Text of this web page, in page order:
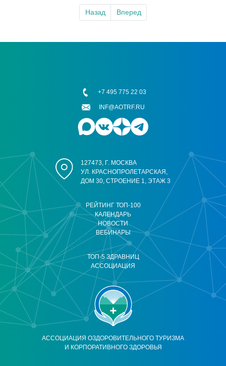
Назад Вперед
АССОЦИАЦИЯ ОЗДОРОВИТЕЛЬНОГО ТУРИЗМА
И КОРПОРАТИВНОГО ЗДОРОВЬЯ
РЕЙТИНГ ТОП-100
КАЛЕНДАРЬ
НОВОСТИ
ВЕБИНАРЫ
ТОП-5 ЗДРАВНИЦ
АССОЦИАЦИЯ
127473, Г. МОСКВА
УЛ. КРАСНОПРОЛЕТАРСКАЯ,
ДОМ 30, СТРОЕНИЕ 1, ЭТАЖ 3
+7 495 775 22 03
INF@AOTRF.RU